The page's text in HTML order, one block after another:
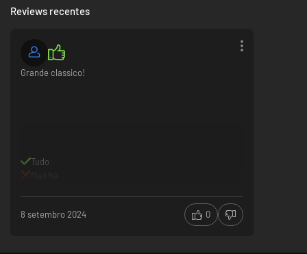
Reviews recentes
Grande classico!
Tudo
8 setembro 2024 0